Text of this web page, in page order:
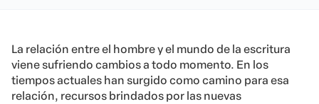
La relación entre el hombre y el mundo de la escritura
viene sufriendo cambios a todo momento. En los
tiempos actuales han surgido como camino para esa
relación, recursos brindados por las nuevas